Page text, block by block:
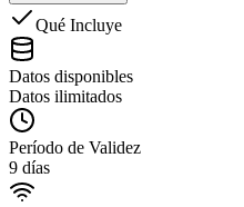
Qué Incluye
Datos disponibles
Datos ilimitados
Período de Validez
9 días